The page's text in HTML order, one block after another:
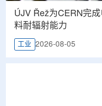
ÚJV Řež为CERN完
料耐辐射能力
工业 2026-08-05